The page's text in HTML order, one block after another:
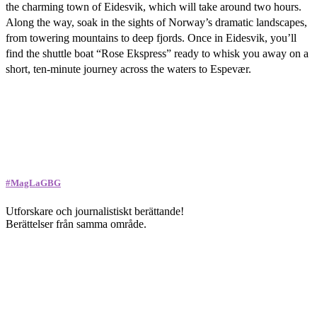
the charming town of Eidesvik, which will take around two hours.
Along the way, soak in the sights of Norway’s dramatic landscapes,
from towering mountains to deep fjords. Once in Eidesvik, you’ll
find the shuttle boat “Rose Ekspress” ready to whisk you away on a
short, ten-minute journey across the waters to Espevær.
#MagLaGBG
Utforskare och journalistiskt berättande!
Berättelser från samma område.